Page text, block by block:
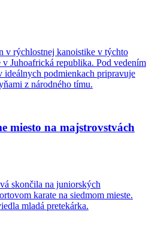
v rýchlostnej kanoistike v týchto
v Juhoafrická republika. Pod vedením
ideálnych podmienkach pripravuje
z národného tímu.
miesto na majstrovstvách
skončila na juniorských
karate na siedmom mieste.
mladá pretekárka.